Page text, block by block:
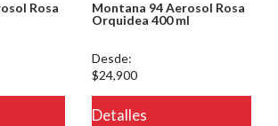
Rosa
Montana 94 Aerosol Rosa
Orquidea 400 ml
Desde:
$24,900
Detalles